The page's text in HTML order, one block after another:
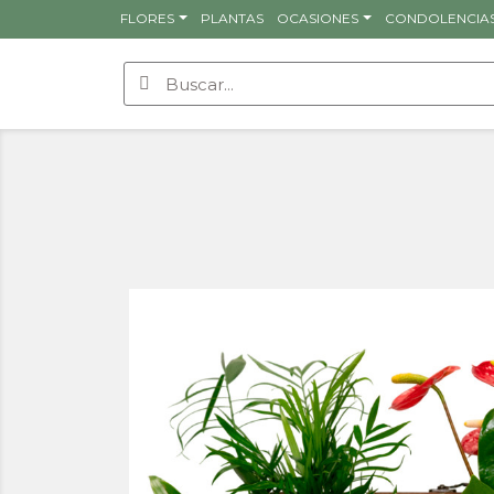
FLORES PLANTAS OCASIONES